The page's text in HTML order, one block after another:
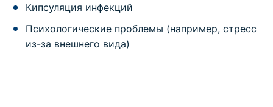
Кипсуляция инфекций
Психологические проблемы (например, стресс
из-за внешнего вида)